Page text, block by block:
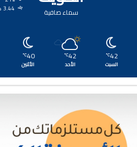
سماء صافية
3.44 كيلومتر/ساعة
42
℃
السبت
42
℃
الأحد
40
℃
الأثنين